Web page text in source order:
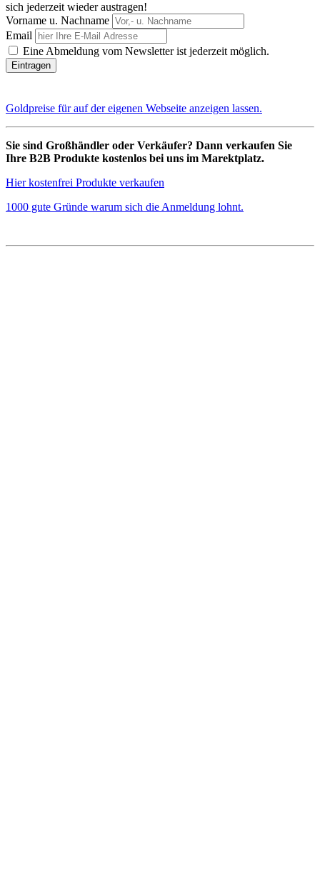
sich jederzeit wieder austragen!
Vorname u. Nachname
Email
Eine Abmeldung vom Newsletter ist jederzeit möglich.
Goldpreise für auf der eigenen Webseite anzeigen lassen.
Sie sind Großhändler oder Verkäufer? Dann verkaufen Sie
Ihre B2B Produkte kostenlos bei uns im Marektplatz.
Hier kostenfrei Produkte verkaufen
1000 gute Gründe warum sich die Anmeldung lohnt.